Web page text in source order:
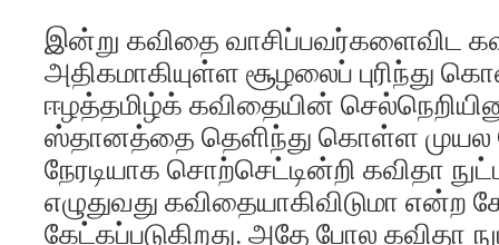
இன்று கவிதை வாசிப்பவர்களைவிட
அதிகமாகியுள்ள சூழலைப் புரிந்து
ஈழத்தமிழ்க் கவிதையின்
ஸ்தானத்தை தெளிந்து கொள்ள முயல
நேரடியாக சொற்செட்டின்றி கவிதா
எழுதுவது கவிதையாகிவிடுமா என்ற
கேட்கப்படுகிறது. அதே போல கவிதா